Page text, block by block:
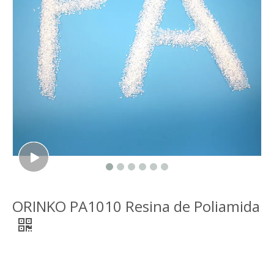
ORINKO PA1010 Resina de Poliamida